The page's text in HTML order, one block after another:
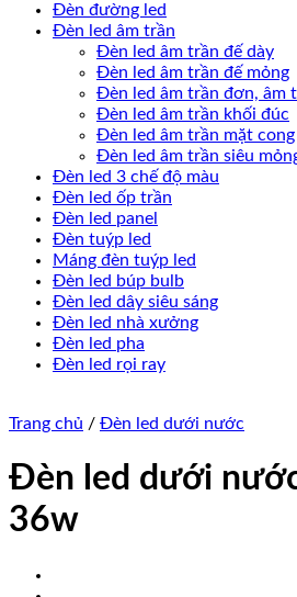
Đèn đường led
Đèn led âm trần
Đèn led âm trần đế dày
Đèn led âm trần đế mỏng
Đèn led âm trần đơn, âm
Đèn led âm trần khối đúc
Đèn led âm trần mặt cong
Đèn led âm trần siêu
Đèn led 3 chế độ màu
Đèn led ốp trần
Đèn led panel
Đèn tuýp led
Máng đèn tuýp led
Đèn led búp bulb
Đèn led dây siêu sáng
Đèn led nhà xưởng
Đèn led pha
Đèn led rọi ray
Trang chủ / Đèn led dưới nước
Đèn led dưới
36w